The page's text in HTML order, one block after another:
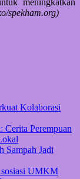
meningkatkan
spekham.org)
Kolaborasi
Perempuan
Sampah Jadi
UMKM